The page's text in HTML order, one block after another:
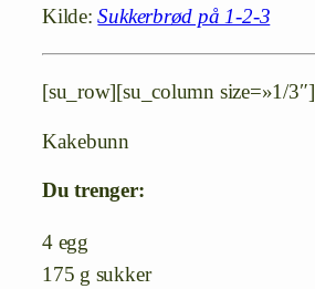
Kilde:Sukkerbrød på 1-2-3
[su_row][su_column size=»1/3″]
Kakebunn
Du trenger:
4 egg
175 g sukker